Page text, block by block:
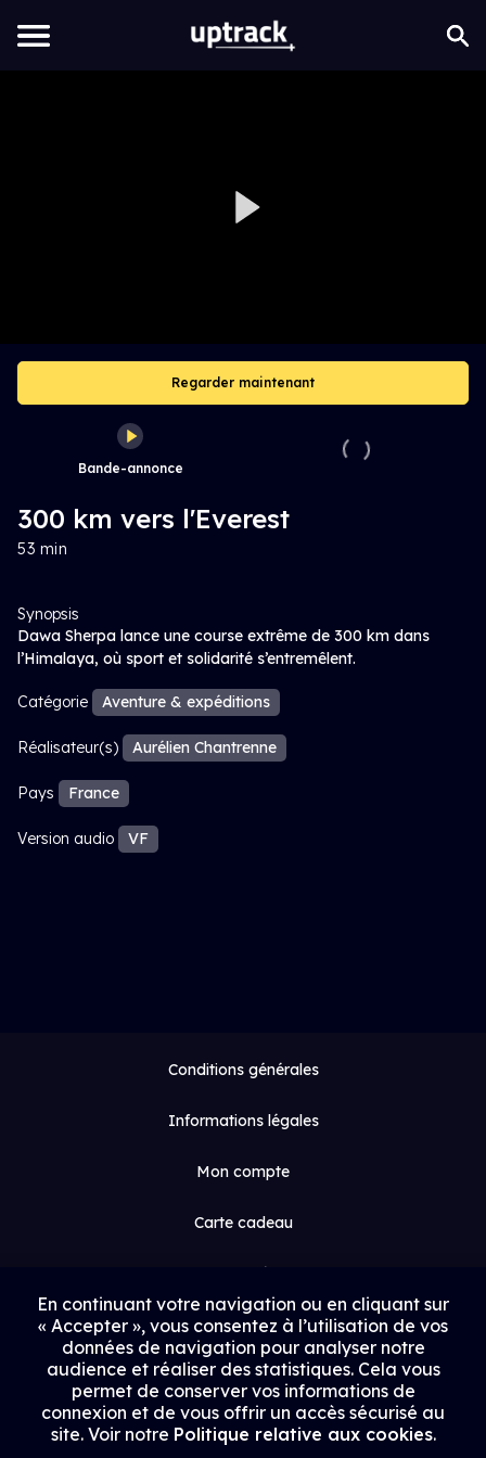
Regarder maintenant
Bande-annonce
300 km vers l'Everest
53 min
Synopsis
Dawa Sherpa lance une course extrême de 300 km dans
l’Himalaya, où sport et solidarité s’entremêlent.
Catégorie Aventure & expéditions
Réalisateur(s) Aurélien Chantrenne
Pays France
Version audio VF
Conditions générales
Informations légales
Mon compte
Carte cadeau
Espace médias
Contact
Proposer un film
Rejoindre Uptrack
En continuant votre navigation ou en cliquant sur
« Accepter », vous consentez à l’utilisation de vos
données de navigation pour analyser notre
audience et réaliser des statistiques. Cela vous
permet de conserver vos informations de
connexion et de vous offrir un accès sécurisé au
site. Voir notre Politique relative aux cookies.